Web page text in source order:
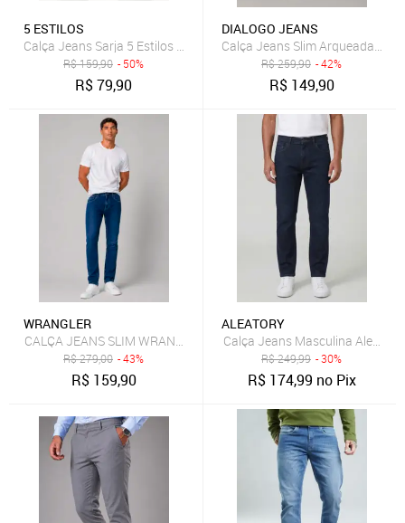
5 ESTILOS
Calça Jeans Sarja 5 Estilos Verde Militar Confortavel e Basica
R$159,90 - 50%
R$79,90
DIALOGO JEANS
Calça Jeans Slim Arqueada
R$259,90 - 42%
R$ 149,90
WRANGLER
CALÇA JEANS SLIM WRANGLER RT OR JEANS
R$279,00 - 43%
R$ 159,90
ALEATORY
Calça Jeans Masculina
R$249,99 - 30%
R$ 174,99 no Pix